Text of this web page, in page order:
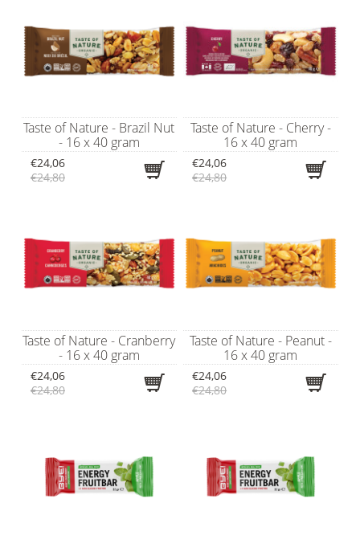
Taste of Nature - Brazil Nut
- 16 x 40 gram
€24,06
€24,80
Taste of Nature - Cherry -
16 x 40 gram
€24,06
€24,80
Taste of Nature - Cranberry
- 16 x 40 gram
€24,06
€24,80
Taste of Nature - Peanut -
16 x 40 gram
€24,06
€24,80